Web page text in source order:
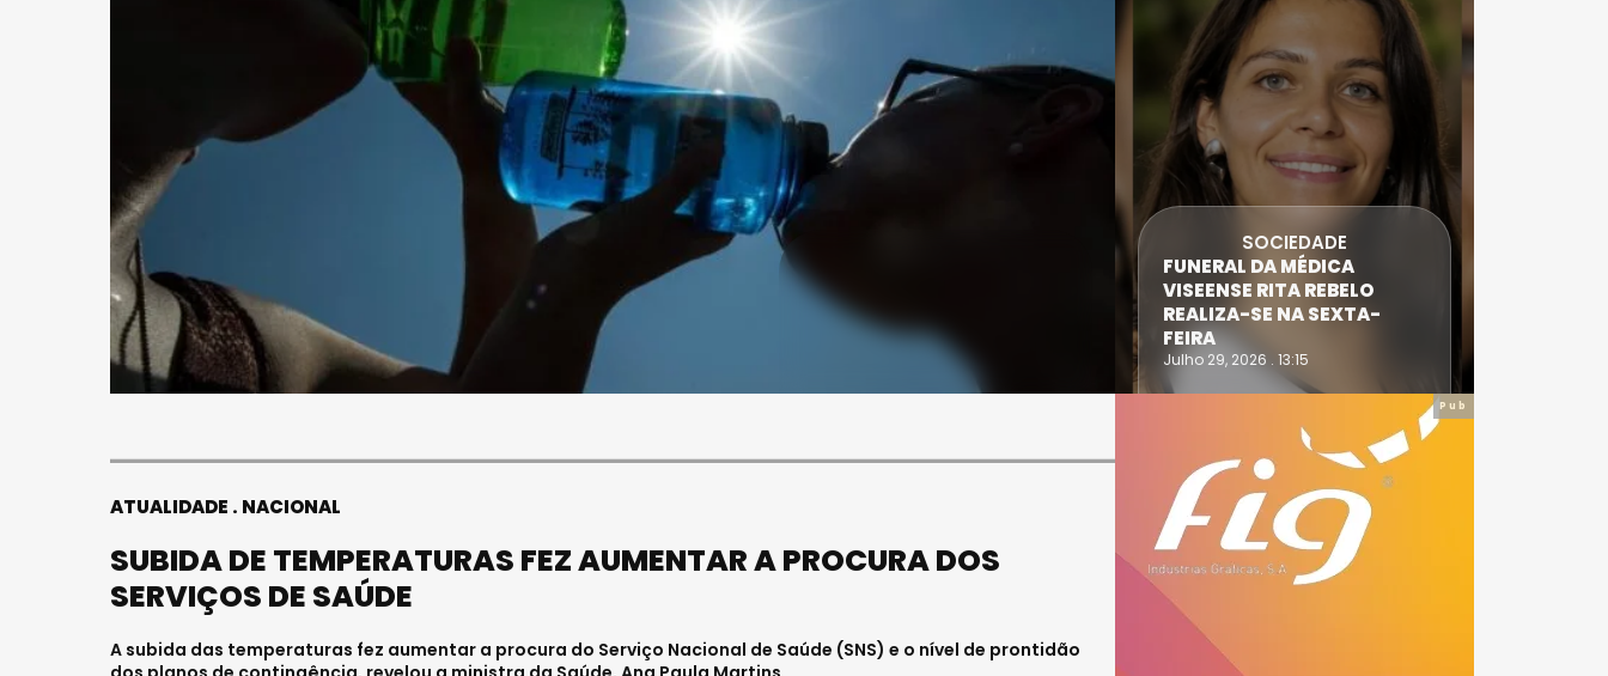
ATUALIDADE NACIONAL
SUBIDA DE TEMPERATURAS FEZ AUMENTAR A PROCURA DOS
SERVIÇOS DE SAÚDE
A subida das temperaturas fez aumentar a procura do Serviço Nacional de Saúde (SNS) e o nível de prontidão
FALECEU PAULA ALMEIDA,
JOVEM ENFERMEIRA NO
HOSPITAL DE VISEU
Julho 27, 2026 . 11:00
SOCIEDADE
FUNERAL DA MÉDICA
VISEENSE RITA REBELO
REALIZA-SE NA SEXTA-
FEIRA
Julho 29, 2026 . 13:15
Pub